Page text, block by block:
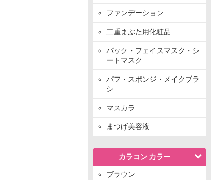
ファンデーション
二重まぶた用化粧品
パック・フェイスマスク・シ
ートマスク
パフ・スポンジ・メイクブラ
シ
マスカラ
まつげ美容液
カラコン カラー
ブラウン